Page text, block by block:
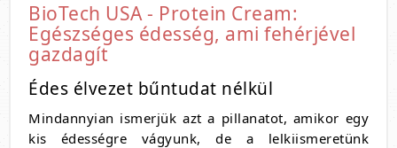
BioTech USA - Protein Cream:
Egészséges édesség, ami fehérjével
gazdagít
Édes élvezet bűntudat nélkül
Mindannyian ismerjük azt a pillanatot, amikor egy
kis édességre vágyunk, de a lelkiismeretünk